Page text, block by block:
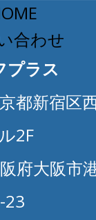
合わせ
プラス
都新宿区
2F
府大阪市
23